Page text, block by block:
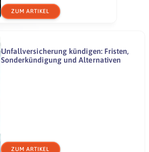
ZUM ARTIKEL
Unfallversicherung kündigen: Fristen,
Sonderkündigung und Alternativen
ZUM ARTIKEL